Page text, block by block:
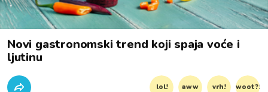
Novi gastronomski trend koji spaja voće i
ljutinu
lol! aww vrh! woot?!